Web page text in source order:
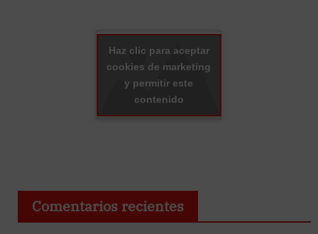
Haz clic para aceptar
cookies de marketing
y permitir este
contenido
Comentarios recientes